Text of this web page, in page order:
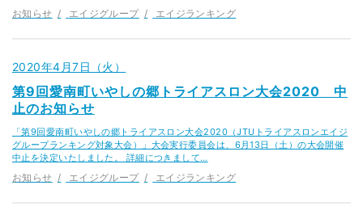
お知らせ エイジグループ エイジランキング
2020年4月7日（火）
第9回愛南町いやしの郷トライアスロン大会2020 中
止のお知らせ
「第9回愛南町いやしの郷トライアスロン大会2020（JTUトライアスロンエイジ
グループランキング対象大会）」大会実行委員会は、6月13日（土）の大会開催
中止を決定いたしました。 詳細につきまして…
お知らせ エイジグループ エイジランキング